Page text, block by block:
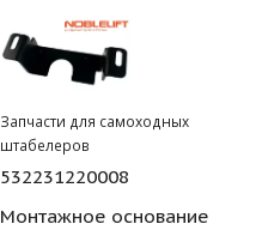
Запчасти для самоходных
штабелеров
532231220008
Монтажное основание